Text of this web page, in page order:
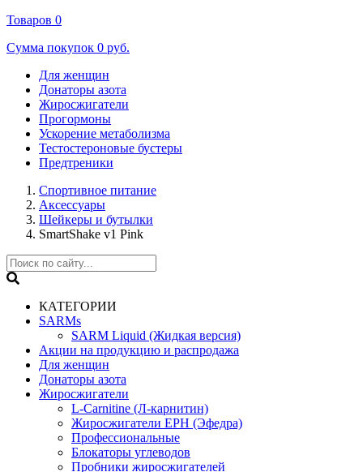
Товаров 0
Сумма покупок 0 руб.
Для женщин
Донаторы азота
Жиросжигатели
Прогормоны
Ускорение метаболизма
Тестостероновые бустеры
Предтреники
Спортивное питание
Аксессуары
Шейкеры и бутылки
SmartShake v1 Pink
КАТЕГОРИИ
SARMs
SARM Liquid (Жидкая версия)
Акции на продукцию и распродажа
Для женщин
Донаторы азота
Жиросжигатели
L-Carnitine (Л-карнитин)
Жиросжигатели EPH (Эфедра)
Профессиональные
Блокаторы углеводов
Пробники жиросжигателей